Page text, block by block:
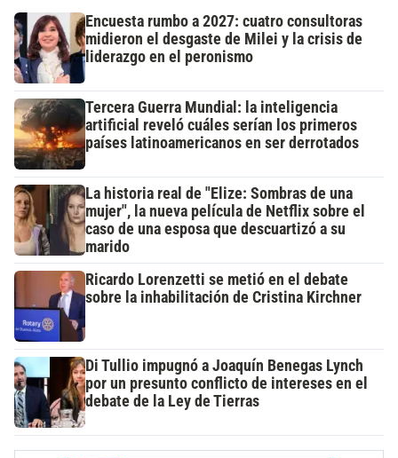
Encuesta rumbo a 2027: cuatro consultoras
midieron el desgaste de Milei y la crisis de
liderazgo en el peronismo
Tercera Guerra Mundial: la inteligencia
artificial reveló cuáles serían los primeros
países latinoamericanos en ser derrotados
La historia real de "Elize: Sombras de una
mujer", la nueva película de Netflix sobre el
caso de una esposa que descuartizó a su
marido
Ricardo Lorenzetti se metió en el debate
sobre la inhabilitación de Cristina Kirchner
Di Tullio impugnó a Joaquín Benegas Lynch
por un presunto conflicto de intereses en el
debate de la Ley de Tierras